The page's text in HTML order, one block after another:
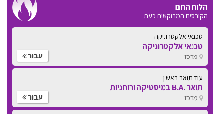
הלוח החם
הקורסים המבוקשים כעת
טכנאי אלקטרוניקה
טכנאי אלקטרוניקה
מרכז עבור
עוד תואר ראשון
תואר .B.A במיסטיקה ורוחניות
מרכז עבור